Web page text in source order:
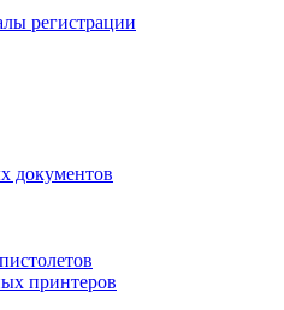
регистрации
документов
принтеров